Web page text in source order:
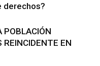
derechos?
POBLACIÓN
REINCIDENTE EN